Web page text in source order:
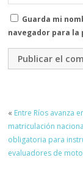
Guarda mi
navegador para la
« Entre Ríos avanza
matriculación
obligatoria para
evaluadores de